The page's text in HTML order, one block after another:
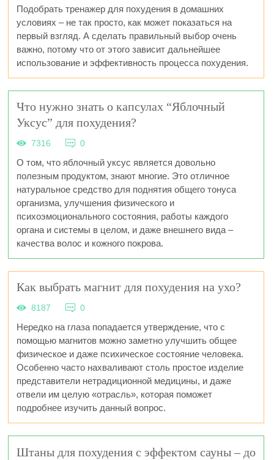
Подобрать тренажер для похудения в домашних
условиях – не так просто, как может показаться на
первый взгляд. А сделать правильный выбор очень
важно, потому что от этого зависит дальнейшее
использование и эффективность процесса похудения.
Что нужно знать о капсулах “Яблочный
Уксус” для похудения?
7316 0
О том, что яблочный уксус является довольно
полезным продуктом, знают многие. Это отличное
натуральное средство для поднятия общего тонуса
организма, улучшения физического и
психоэмоционального состояния, работы каждого
органа и системы в целом, и даже внешнего вида –
качества волос и кожного покрова.
Как выбрать магнит для похудения на ухо?
8187 0
Нередко на глаза попадается утверждение, что с
помощью магнитов можно заметно улучшить общее
физическое и даже психическое состояние человека.
Особенно часто нахваливают столь простое изделие
представители нетрадиционной медицины, и даже
отвели им целую «отрасль», которая поможет
подробнее изучить данный вопрос.
Штаны для похудения с эффектом сауны – до